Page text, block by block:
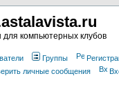
компьютерных клубов
Группы
личные сообщения